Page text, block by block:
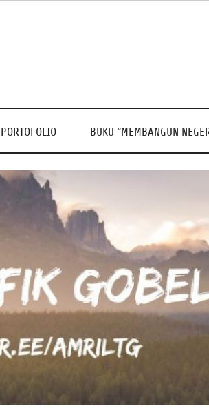
PORTOFOLIO BUKU “MEMBANGUN